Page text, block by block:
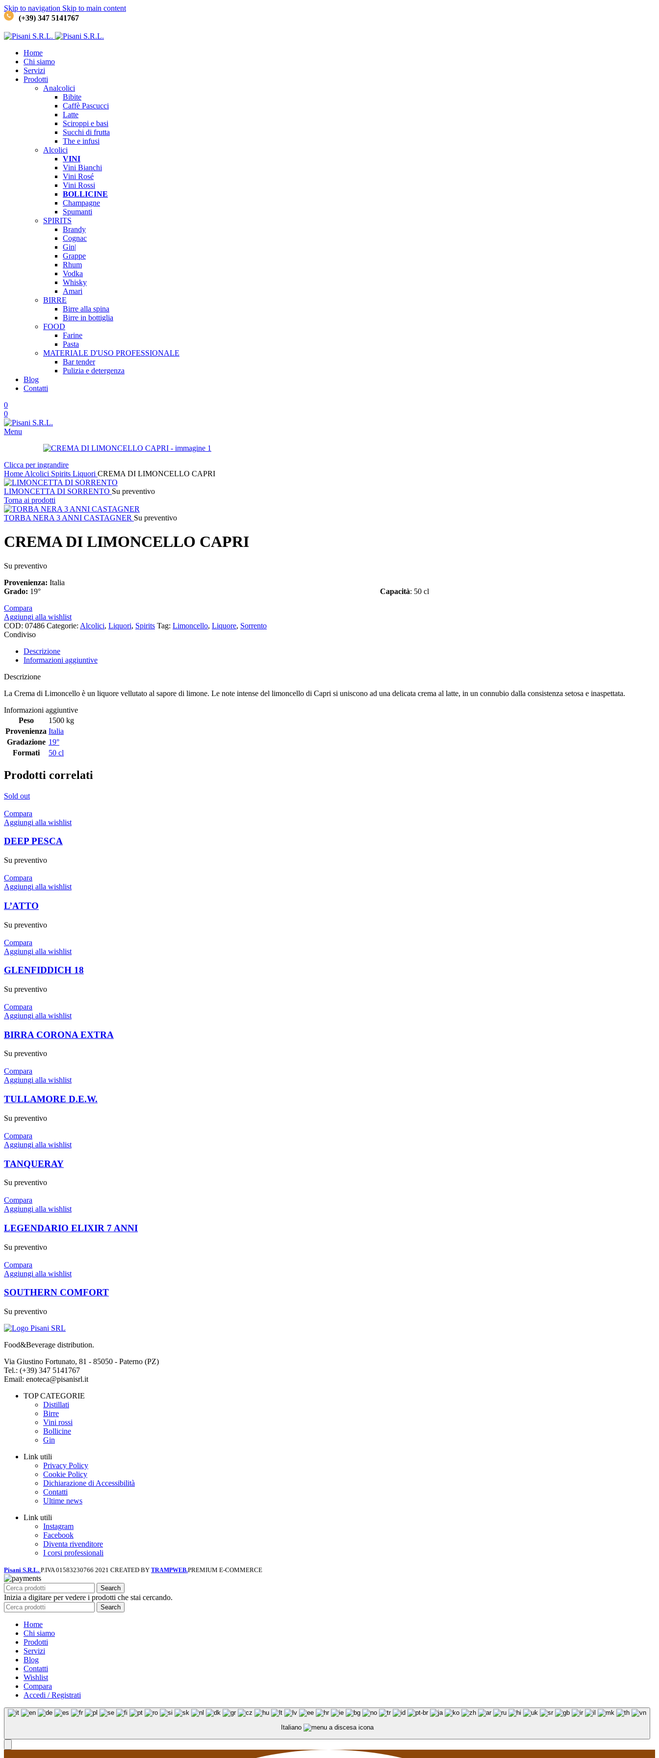
Skip to navigation Skip to main content
(+39) 347 5141767
Home
Chi siamo
Servizi
Prodotti
Analcolici
Bibite
Caffè Pascucci
Latte
Sciroppi e basi
Succhi di frutta
The e infusi
Alcolici
VINI
Vini Bianchi
Vini Rosé
Vini Rossi
BOLLICINE
Champagne
Spumanti
SPIRITS
Brandy
Cognac
Gin|
Grappe
Rhum
Vodka
Whisky
Amari
BIRRE
Birre alla spina
Birre in bottiglia
FOOD
Farine
Pasta
MATERIALE D'USO PROFESSIONALE
Bar tender
Pulizia e detergenza
Blog
Contatti
0
0
Menu
Clicca per ingrandire
Home Alcolici Spirits Liquori CREMA DI LIMONCELLO CAPRI
LIMONCETTA DI SORRENTO Su preventivo
Torna ai prodotti
TORBA NERA 3 ANNI CASTAGNER Su preventivo
CREMA DI LIMONCELLO CAPRI
Su preventivo
Provenienza: Italia
Grado: 19° Capacità: 50 cl
Compara
Aggiungi alla wishlist
COD: 07486 Categorie: Alcolici, Liquori, Spirits Tag: Limoncello, Liquore, Sorrento
Condiviso
Descrizione
Informazioni aggiuntive
Descrizione
La Crema di Limoncello è un liquore vellutato al sapore di limone. Le note intense del limoncello di Capri si uniscono ad una delicata crema al latte, in un connubio dalla consistenza setosa e inaspettata.
Informazioni aggiuntive
Peso
1500 kg
Provenienza Italia
Gradazione 19°
Formati
50 cl
Prodotti correlati
Sold out
Compara
Aggiungi alla wishlist
DEEP PESCA
Su preventivo
Compara
Aggiungi alla wishlist
L’ATTO
Su preventivo
Compara
Aggiungi alla wishlist
GLENFIDDICH 18
Su preventivo
Compara
Aggiungi alla wishlist
BIRRA CORONA EXTRA
Su preventivo
Compara
Aggiungi alla wishlist
TULLAMORE D.E.W.
Su preventivo
Compara
Aggiungi alla wishlist
TANQUERAY
Su preventivo
Compara
Aggiungi alla wishlist
LEGENDARIO ELIXIR 7 ANNI
Su preventivo
Compara
Aggiungi alla wishlist
SOUTHERN COMFORT
Su preventivo
Food&Beverage distribution.
Via Giustino Fortunato, 81 - 85050 - Paterno (PZ)
Tel.: (+39) 347 5141767
Email: enoteca@pisanisrl.it
TOP CATEGORIE
Distillati
Birre
Vini rossi
Bollicine
Gin
Link utili
Privacy Policy
Cookie Policy
Dichiarazione di Accessibilità
Contatti
Ultime news
Link utili
Instagram
Facebook
Diventa rivenditore
I corsi professionali
Pisani S.R.L. P.IVA 01583230766 2021 CREATED BY TRAMPWEB.PREMIUM E-COMMERCE
Search
Inizia a digitare per vedere i prodotti che stai cercando.
Search
Home
Chi siamo
Prodotti
Servizi
Blog
Contatti
Wishlist
Compara
Accedi / Registrati
Italiano